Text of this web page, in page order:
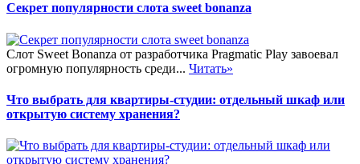
Секрет популярности слота sweet bonanza
Слот Sweet Bonanza от разработчика Pragmatic Play завоевал
огромную популярность среди... Читать»
Что выбрать для квартиры-студии: отдельный шкаф или
открытую систему хранения?